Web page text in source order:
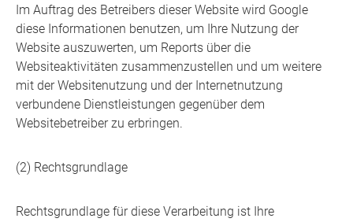
Im Auftrag des Betreibers dieser Website wird Google
diese Informationen benutzen, um Ihre Nutzung der
Website auszuwerten, um Reports über die
Websiteaktivitäten zusammenzustellen und um weitere
mit der Websitenutzung und der Internetnutzung
verbundene Dienstleistungen gegenüber dem
Websitebetreiber zu erbringen.
(2) Rechtsgrundlage
Rechtsgrundlage für diese Verarbeitung ist Ihre